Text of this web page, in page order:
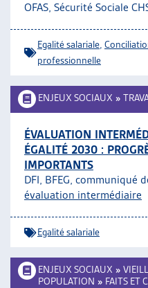
OFAS, Sécurité Sociale
Egalité salariale
professionnelle
ENJEUX SOCIAUX »
ÉVALUATION
ÉGALITÉ 2030 :
IMPORTANTS
DFI, BFEG, communiqué
évaluation intermédiaire
Egalité salariale
ENJEUX SOCIAUX »
POPULATION » FAITS ET